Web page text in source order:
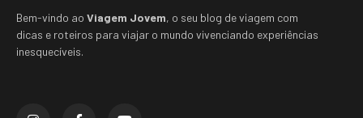
Bem-vindo ao Viagem Jovem, o seu blog de viagem com
dicas e roteiros para viajar o mundo vivenciando experiências
inesquecíveis.